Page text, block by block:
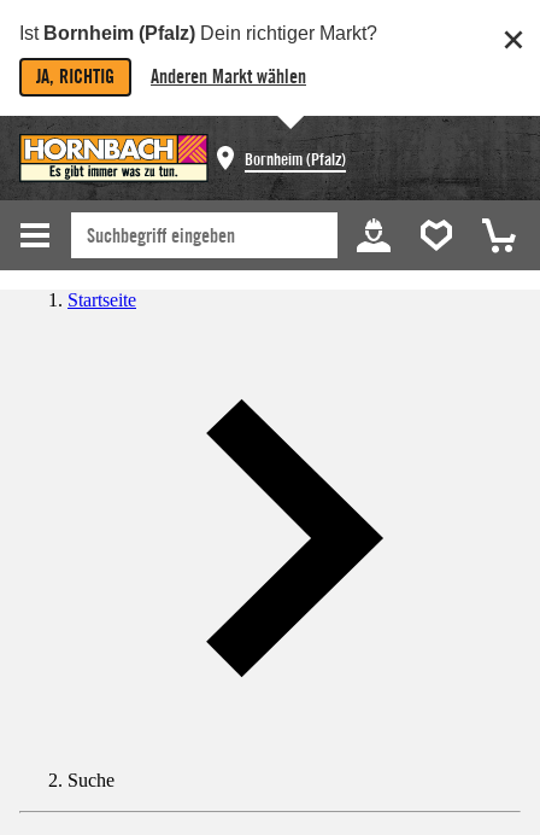
Ist Bornheim (Pfalz) Dein richtiger Markt?
JA, RICHTIG Anderen Markt wählen
Bornheim (Pfalz)
Startseite
Suche